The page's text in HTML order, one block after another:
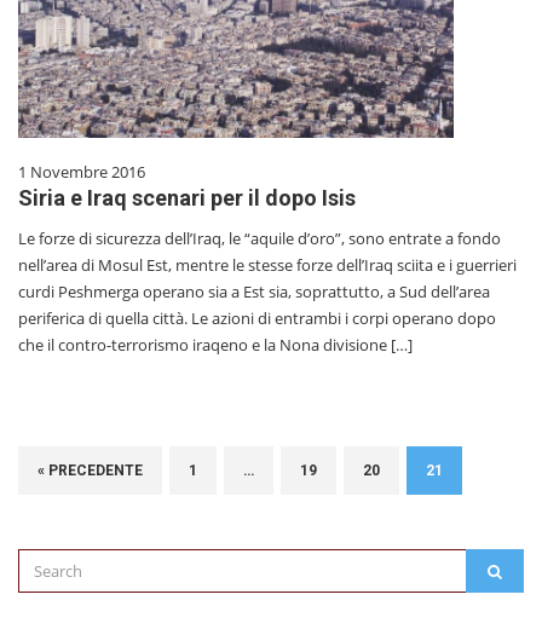
1 Novembre 2016
Siria e Iraq scenari per il dopo Isis
Le forze di sicurezza dell’Iraq, le “aquile d’oro”, sono entrate a fondo
nell’area di Mosul Est, mentre le stesse forze dell’Iraq sciita e i guerrieri
curdi Peshmerga operano sia a Est sia, soprattutto, a Sud dell’area
periferica di quella città. Le azioni di entrambi i corpi operano dopo
che il contro-terrorismo iraqeno e la Nona divisione […]
« PRECEDENTE 1 … 19 20 21
Search
for: